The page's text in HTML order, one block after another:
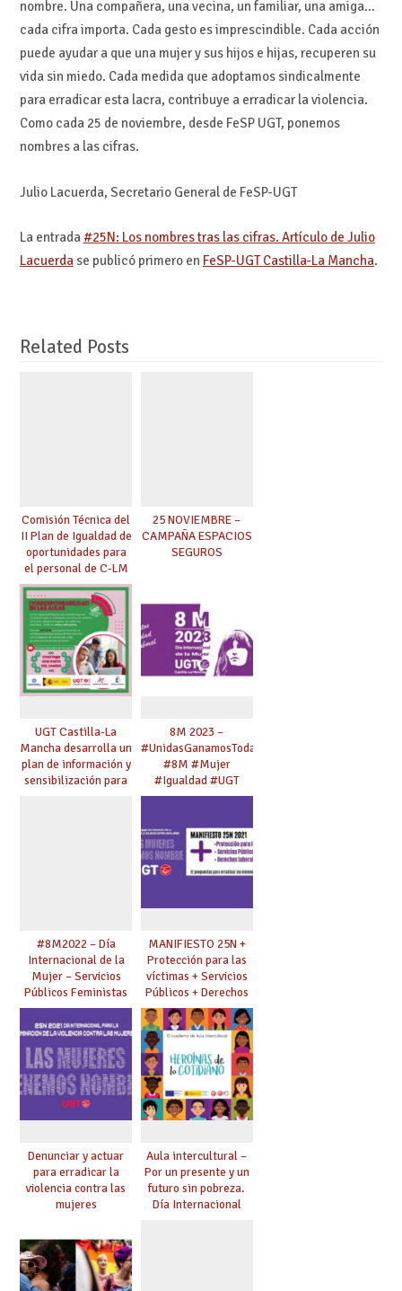
nombre. Una compañera, una vecina, un familiar, una amiga…
cada cifra importa. Cada gesto es imprescindible. Cada acción
puede ayudar a que una mujer y sus hijos e hijas, recuperen su
vida sin miedo. Cada medida que adoptamos sindicalmente
para erradicar esta lacra, contribuye a erradicar la violencia.
Como cada 25 de noviembre, desde FeSP UGT, ponemos
nombres a las cifras.
Julio Lacuerda, Secretario General de FeSP-UGT
La entrada#25N: Los nombres tras las cifras. Artículo de Julio
Lacuerdase publicó primero en FeSP-UGT Castilla-La Mancha.
Related Posts
Comisión Técnica del
II Plan de Igualdad de
oportunidades para
el personal de C-LM
25 NOVIEMBRE –
CAMPAÑA ESPACIOS
SEGUROS
UGT Castilla-La
Mancha desarrolla un
plan de información y
sensibilización para
8M 2023 –
#UnidasGanamosTodas
#8M #Mujer
#Igualdad #UGT
#8M2022 – Día
Internacional de la
Mujer – Servicios
Públicos Feministas
para Avanzar
MANIFIESTO 25N +
Protección para las
víctimas + Servicios
Públicos + Derechos
laborales
Denunciar y actuar
para erradicar la
violencia contra las
mujeres
Aula intercultural –
Por un presente y un
futuro sin pobreza.
Día Internacional